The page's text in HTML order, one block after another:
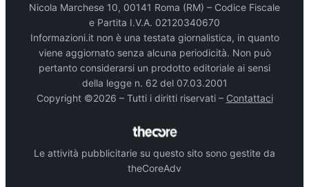
Nicola Marchese 10, 00141 Roma (RM) – Codice Fiscale
e Partita I.V.A. 02120340670
Informazioni.it non è una testata giornalistica, in quanto
viene aggiornato senza alcuna periodicità. Non può
pertanto considerarsi un prodotto editoriale ai sensi
della legge n. 62 del 07.03.2001
Copyright ©2026 – Tutti i diritti riservati – Contattaci
Le attività pubblicitarie su questo sito sono gestite da
theCoreAdv